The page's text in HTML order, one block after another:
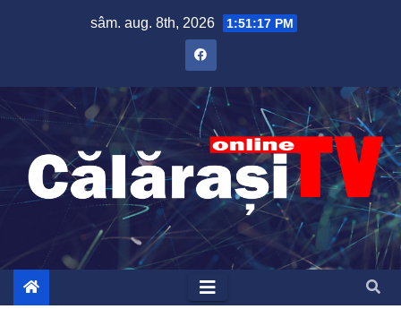
sâm. aug. 8th, 2026 1:51:17 PM